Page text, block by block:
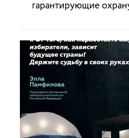
гарантирующие